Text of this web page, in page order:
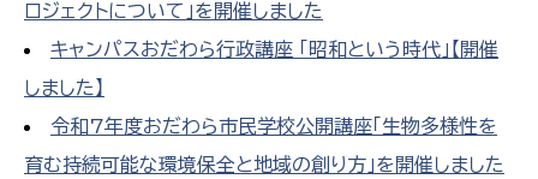
ロジェクトについて」を開催しました
キャンパスおだわら行政講座 「昭和という時代」【開催
しました】
令和7年度おだわら市民学校公開講座「生物多様性を
育む持続可能な環境保全と地域の創り方」を開催しました